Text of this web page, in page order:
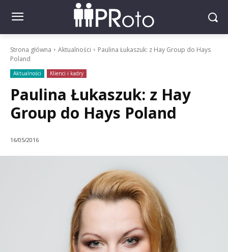
Strona główna Aktualności
Paulina Łukaszuk: z Hay Group do Hays
Poland
Aktualności Klienci i kadry
Paulina Łukaszuk: z Hay
Group do Hays Poland
16/05/2016